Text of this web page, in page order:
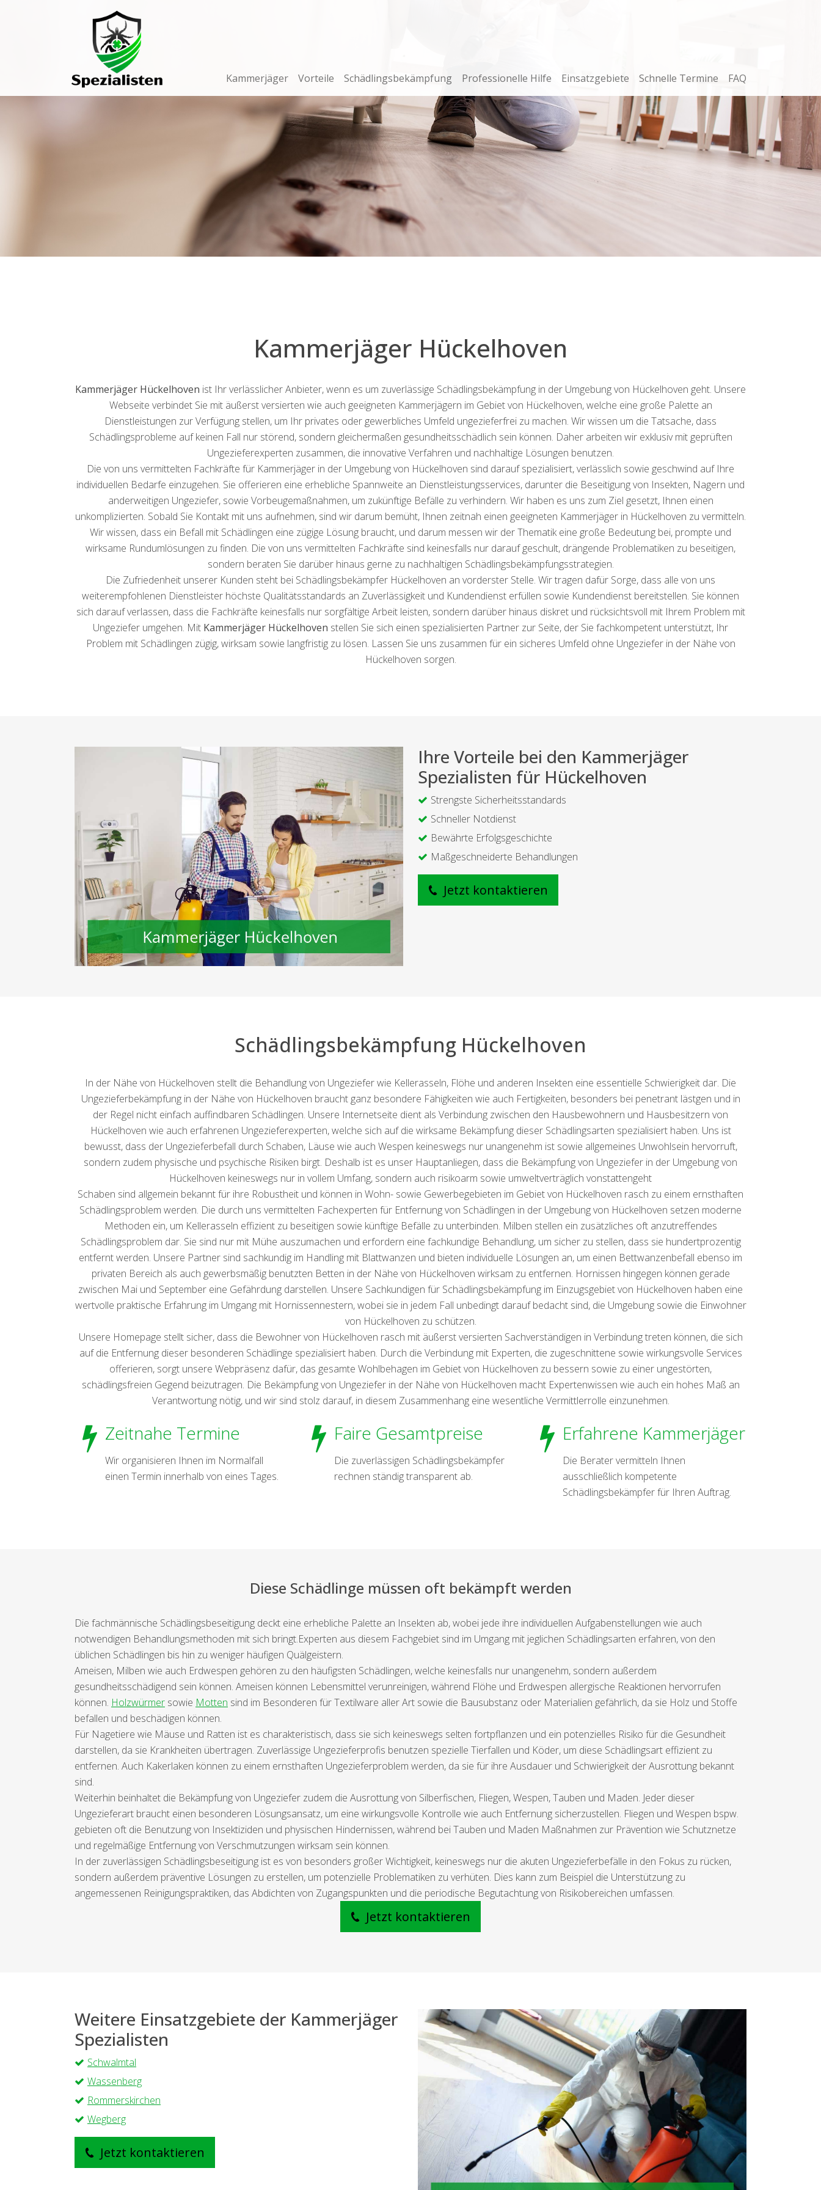
Navigation
Kammerjäger Vorteile Schädlingsbekämpfung Professionelle Hilfe Einsatzgebiete Schnelle Termine FAQ
Kammerjäger Hückelhoven
Kammerjäger Hückelhoven ist Ihr verlässlicher Anbieter, wenn es um zuverlässige Schädlingsbekämpfung in der Umgebung von Hückelhoven geht. Unsere
Webseite verbindet Sie mit äußerst versierten wie auch geeigneten Kammerjägern im Gebiet von Hückelhoven, welche eine große Palette an
Dienstleistungen zur Verfügung stellen, um Ihr privates oder gewerbliches Umfeld ungezieferfrei zu machen. Wir wissen um die Tatsache, dass
Schädlingsprobleme auf keinen Fall nur störend, sondern gleichermaßen gesundheitsschädlich sein können. Daher arbeiten wir exklusiv mit geprüften
Ungezieferexperten zusammen, die innovative Verfahren und nachhaltige Lösungen benutzen.
Die von uns vermittelten Fachkräfte für Kammerjäger in der Umgebung von Hückelhoven sind darauf spezialisiert, verlässlich sowie geschwind auf Ihre
individuellen Bedarfe einzugehen. Sie offerieren eine erhebliche Spannweite an Dienstleistungsservices, darunter die Beseitigung von Insekten, Nagern und
anderweitigen Ungeziefer, sowie Vorbeugemaßnahmen, um zukünftige Befälle zu verhindern. Wir haben es uns zum Ziel gesetzt, Ihnen einen
unkomplizierten. Sobald Sie Kontakt mit uns aufnehmen, sind wir darum bemüht, Ihnen zeitnah einen geeigneten Kammerjäger in Hückelhoven zu vermitteln.
Wir wissen, dass ein Befall mit Schädlingen eine zügige Lösung braucht, und darum messen wir der Thematik eine große Bedeutung bei, prompte und
wirksame Rundumlösungen zu finden. Die von uns vermittelten Fachkräfte sind keinesfalls nur darauf geschult, drängende Problematiken zu beseitigen,
sondern beraten Sie darüber hinaus gerne zu nachhaltigen Schädlingsbekämpfungsstrategien.
Die Zufriedenheit unserer Kunden steht bei Schädlingsbekämpfer Hückelhoven an vorderster Stelle. Wir tragen dafür Sorge, dass alle von uns
weiterempfohlenen Dienstleister höchste Qualitätsstandards an Zuverlässigkeit und Kundendienst erfüllen sowie Kundendienst bereitstellen. Sie können
sich darauf verlassen, dass die Fachkräfte keinesfalls nur sorgfältige Arbeit leisten, sondern darüber hinaus diskret und rücksichtsvoll mit Ihrem Problem mit
Ungeziefer umgehen. Mit Kammerjäger Hückelhoven stellen Sie sich einen spezialisierten Partner zur Seite, der Sie fachkompetent unterstützt, Ihr
Problem mit Schädlingen zügig, wirksam sowie langfristig zu lösen. Lassen Sie uns zusammen für ein sicheres Umfeld ohne Ungeziefer in der Nähe von
Hückelhoven sorgen.
Ihre Vorteile bei den Kammerjäger
Spezialisten für Hückelhoven
Strengste Sicherheitsstandards
Schneller Notdienst
Bewährte Erfolgsgeschichte
Maßgeschneiderte Behandlungen
Jetzt kontaktieren
Schädlingsbekämpfung Hückelhoven
In der Nähe von Hückelhoven stellt die Behandlung von Ungeziefer wie Kellerasseln, Flöhe und anderen Insekten eine essentielle Schwierigkeit dar. Die
Ungezieferbekämpfung in der Nähe von Hückelhoven braucht ganz besondere Fähigkeiten wie auch Fertigkeiten, besonders bei penetrant lästgen und in
der Regel nicht einfach auffindbaren Schädlingen. Unsere Internetseite dient als Verbindung zwischen den Hausbewohnern und Hausbesitzern von
Hückelhoven wie auch erfahrenen Ungezieferexperten, welche sich auf die wirksame Bekämpfung dieser Schädlingsarten spezialisiert haben. Uns ist
bewusst, dass der Ungezieferbefall durch Schaben, Läuse wie auch Wespen keineswegs nur unangenehm ist sowie allgemeines Unwohlsein hervorruft,
sondern zudem physische und psychische Risiken birgt. Deshalb ist es unser Hauptanliegen, dass die Bekämpfung von Ungeziefer in der Umgebung von
Hückelhoven keineswegs nur in vollem Umfang, sondern auch risikoarm sowie umweltverträglich vonstattengeht
Schaben sind allgemein bekannt für ihre Robustheit und können in Wohn- sowie Gewerbegebieten im Gebiet von Hückelhoven rasch zu einem ernsthaften
Schädlingsproblem werden. Die durch uns vermittelten Fachexperten für Entfernung von Schädlingen in der Umgebung von Hückelhoven setzen moderne
Methoden ein, um Kellerasseln effizient zu beseitigen sowie künftige Befälle zu unterbinden. Milben stellen ein zusätzliches oft anzutreffendes
Schädlingsproblem dar. Sie sind nur mit Mühe auszumachen und erfordern eine fachkundige Behandlung, um sicher zu stellen, dass sie hundertprozentig
entfernt werden. Unsere Partner sind sachkundig im Handling mit Blattwanzen und bieten individuelle Lösungen an, um einen Bettwanzenbefall ebenso im
privaten Bereich als auch gewerbsmäßig benutzten Betten in der Nähe von Hückelhoven wirksam zu entfernen. Hornissen hingegen können gerade
zwischen Mai und September eine Gefährdung darstellen. Unsere Sachkundigen für Schädlingsbekämpfung im Einzugsgebiet von Hückelhoven haben eine
wertvolle praktische Erfahrung im Umgang mit Hornissennestern, wobei sie in jedem Fall unbedingt darauf bedacht sind, die Umgebung sowie die Einwohner
von Hückelhoven zu schützen.
Unsere Homepage stellt sicher, dass die Bewohner von Hückelhoven rasch mit äußerst versierten Sachverständigen in Verbindung treten können, die sich
auf die Entfernung dieser besonderen Schädlinge spezialisiert haben. Durch die Verbindung mit Experten, die zugeschnittene sowie wirkungsvolle Services
offerieren, sorgt unsere Webpräsenz dafür, das gesamte Wohlbehagen im Gebiet von Hückelhoven zu bessern sowie zu einer ungestörten,
schädlingsfreien Gegend beizutragen. Die Bekämpfung von Ungeziefer in der Nähe von Hückelhoven macht Expertenwissen wie auch ein hohes Maß an
Verantwortung nötig, und wir sind stolz darauf, in diesem Zusammenhang eine wesentliche Vermittlerrolle einzunehmen.
Zeitnahe Termine
Wir organisieren Ihnen im Normalfall
einen Termin innerhalb von eines Tages.
Faire Gesamtpreise
Die zuverlässigen Schädlingsbekämpfer
rechnen ständig transparent ab.
Erfahrene Kammerjäger
Die Berater vermitteln Ihnen
ausschließlich kompetente
Schädlingsbekämpfer für Ihren Auftrag.
Diese Schädlinge müssen oft bekämpft werden
Die fachmännische Schädlingsbeseitigung deckt eine erhebliche Palette an Insekten ab, wobei jede ihre individuellen Aufgabenstellungen wie auch
notwendigen Behandlungsmethoden mit sich bringt.Experten aus diesem Fachgebiet sind im Umgang mit jeglichen Schädlingsarten erfahren, von den
üblichen Schädlingen bis hin zu weniger häufigen Quälgeistern.
Ameisen, Milben wie auch Erdwespen gehören zu den häufigsten Schädlingen, welche keinesfalls nur unangenehm, sondern außerdem
gesundheitsschädigend sein können. Ameisen können Lebensmittel verunreinigen, während Flöhe und Erdwespen allergische Reaktionen hervorrufen
können. Holzwürmer sowie Motten sind im Besonderen für Textilware aller Art sowie die Bausubstanz oder Materialien gefährlich, da sie Holz und Stoffe
befallen und beschädigen können.
Für Nagetiere wie Mäuse und Ratten ist es charakteristisch, dass sie sich keineswegs selten fortpflanzen und ein potenzielles Risiko für die Gesundheit
darstellen, da sie Krankheiten übertragen. Zuverlässige Ungezieferprofis benutzen spezielle Tierfallen und Köder, um diese Schädlingsart effizient zu
entfernen. Auch Kakerlaken können zu einem ernsthaften Ungezieferproblem werden, da sie für ihre Ausdauer und Schwierigkeit der Ausrottung bekannt
sind.
Weiterhin beinhaltet die Bekämpfung von Ungeziefer zudem die Ausrottung von Silberfischen, Fliegen, Wespen, Tauben und Maden. Jeder dieser
Ungezieferart braucht einen besonderen Lösungsansatz, um eine wirkungsvolle Kontrolle wie auch Entfernung sicherzustellen. Fliegen und Wespen bspw.
gebieten oft die Benutzung von Insektiziden und physischen Hindernissen, während bei Tauben und Maden Maßnahmen zur Prävention wie Schutznetze
und regelmäßige Entfernung von Verschmutzungen wirksam sein können.
In der zuverlässigen Schädlingsbeseitigung ist es von besonders großer Wichtigkeit, keineswegs nur die akuten Ungezieferbefälle in den Fokus zu rücken,
sondern außerdem präventive Lösungen zu erstellen, um potenzielle Problematiken zu verhüten. Dies kann zum Beispiel die Unterstützung zu
angemessenen Reinigungspraktiken, das Abdichten von Zugangspunkten und die periodische Begutachtung von Risikobereichen umfassen.
Jetzt kontaktieren
Weitere Einsatzgebiete der Kammerjäger
Spezialisten
Schwalmtal
Wassenberg
Rommerskirchen
Wegberg
Jetzt kontaktieren